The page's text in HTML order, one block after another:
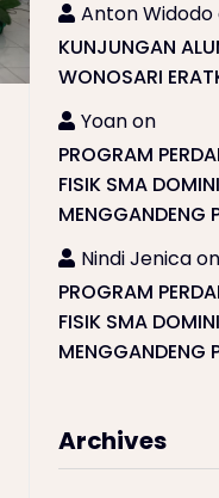
Anton Widodo
KUNJUNGAN
WONOSARI
Yoanon
PROGRAM
FISIK SMA
MENGGANDENG
Nindi Jenicaon
PROGRAM
FISIK SMA
MENGGANDENG
Archives